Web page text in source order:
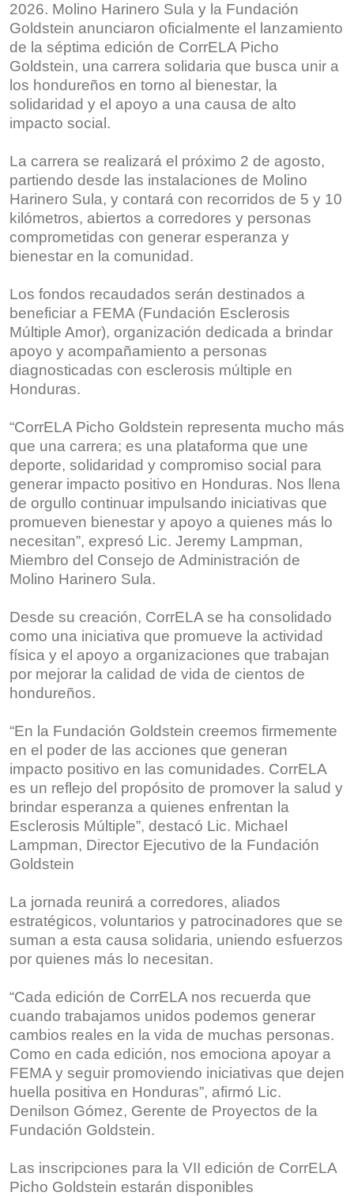
2026. Molino Harinero Sula y la Fundación
Goldstein anunciaron oficialmente el lanzamiento
de la séptima edición de CorrELA Picho
Goldstein, una carrera solidaria que busca unir a
los hondureños en torno al bienestar, la
solidaridad y el apoyo a una causa de alto
impacto social.
La carrera se realizará el próximo 2 de agosto,
partiendo desde las instalaciones de Molino
Harinero Sula, y contará con recorridos de 5 y 10
kilómetros, abiertos a corredores y personas
comprometidas con generar esperanza y
bienestar en la comunidad.
Los fondos recaudados serán destinados a
beneficiar a FEMA (Fundación Esclerosis
Múltiple Amor), organización dedicada a brindar
apoyo y acompañamiento a personas
diagnosticadas con esclerosis múltiple en
Honduras.
“CorrELA Picho Goldstein representa mucho más
que una carrera; es una plataforma que une
deporte, solidaridad y compromiso social para
generar impacto positivo en Honduras. Nos llena
de orgullo continuar impulsando iniciativas que
promueven bienestar y apoyo a quienes más lo
necesitan”, expresó Lic. Jeremy Lampman,
Miembro del Consejo de Administración de
Molino Harinero Sula.
Desde su creación, CorrELA se ha consolidado
como una iniciativa que promueve la actividad
física y el apoyo a organizaciones que trabajan
por mejorar la calidad de vida de cientos de
hondureños.
“En la Fundación Goldstein creemos firmemente
en el poder de las acciones que generan
impacto positivo en las comunidades. CorrELA
es un reflejo del propósito de promover la salud y
brindar esperanza a quienes enfrentan la
Esclerosis Múltiple”, destacó Lic. Michael
Lampman, Director Ejecutivo de la Fundación
Goldstein
La jornada reunirá a corredores, aliados
estratégicos, voluntarios y patrocinadores que se
suman a esta causa solidaria, uniendo esfuerzos
por quienes más lo necesitan.
“Cada edición de CorrELA nos recuerda que
cuando trabajamos unidos podemos generar
cambios reales en la vida de muchas personas.
Como en cada edición, nos emociona apoyar a
FEMA y seguir promoviendo iniciativas que dejen
huella positiva en Honduras”, afirmó Lic.
Denilson Gómez, Gerente de Proyectos de la
Fundación Goldstein.
Las inscripciones para la VII edición de CorrELA
Picho Goldstein estarán disponibles